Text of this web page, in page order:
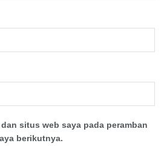
situs web saya pada peramban
berikutnya.